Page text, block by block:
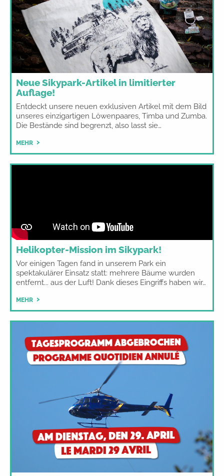
Neue Sikypark-Artikel in limitierter
Auflage!
Entdeckt unsere neuen exklusiven Artikel mit dem Bild
unseres einzigartigen Löwenpaares, Timba und Zumba.
Die Bestände sind begrenzt, also lasst sie…
MEHR
Helikopter-Mission im Sikypark!
Vor einigen Tagen fand in unserem Park ein
spektakulärer Einsatz statt: mehrere Bäume wurden
entfernt... aus der Luft! Dank dieses Eingriffs haben wir…
MEHR